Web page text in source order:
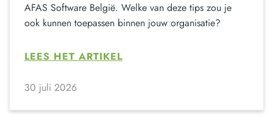
AFAS Software België. Welke van deze tips zou je
ook kunnen toepassen binnen jouw organisatie?
LEES HET ARTIKEL
30 juli 2026